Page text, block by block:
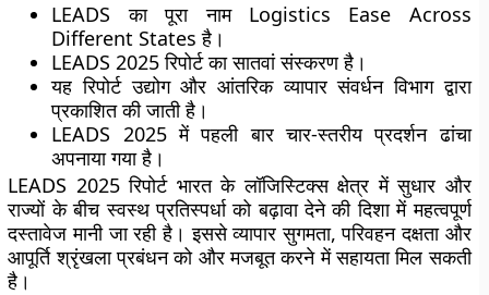
LEADS का पूरा नाम Logistics Ease Across
Different States है।
LEADS 2025 रिपोर्ट का सातवां संस्करण है।
यह रिपोर्ट उद्योग और आंतरिक व्यापार संवर्धन विभाग द्वारा
प्रकाशित की जाती है।
LEADS 2025 में पहली बार चार-स्तरीय प्रदर्शन ढांचा
अपनाया गया है।
LEADS 2025 रिपोर्ट भारत के लॉजिस्टिक्स क्षेत्र में सुधार और
राज्यों के बीच स्वस्थ प्रतिस्पर्धा को बढ़ावा देने की दिशा में महत्वपूर्ण
दस्तावेज मानी जा रही है। इससे व्यापार सुगमता, परिवहन दक्षता और
आपूर्ति श्रृंखला प्रबंधन को और मजबूत करने में सहायता मिल सकती
है।